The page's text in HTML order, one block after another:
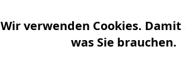
Wir verwenden Cookies.
was Sie brauchen.